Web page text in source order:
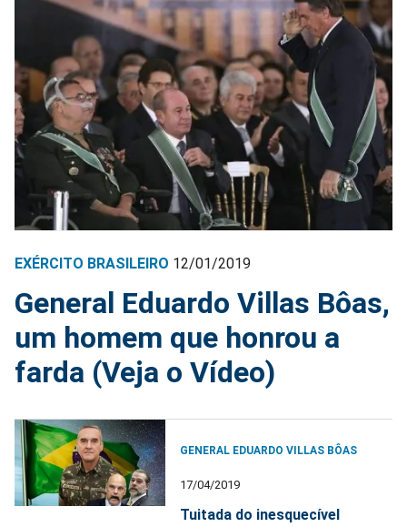
EXÉRCITO BRASILEIRO 12/01/2019
General Eduardo Villas Bôas,
um homem que honrou a
farda (Veja o Vídeo)
GENERAL EDUARDO VILLAS BÔAS
17/04/2019
Tuitada do inesquecível